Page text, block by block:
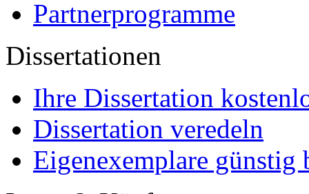
Leser & Käufer
Wissen finden
E-Books
Bücher
Kauf + Bezahlung
Urheberrecht / Plagiate